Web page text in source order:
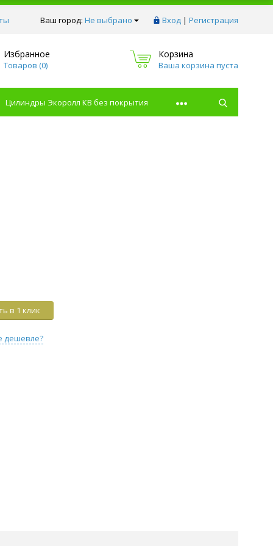
Ваш город: Не выбрано Вход | Регистрация
Избранное
Товаров (0)
Корзина
Ваша корзина пуста
Цилиндры Экоролл КВ без покрытия
в 1 клик
дешевле?